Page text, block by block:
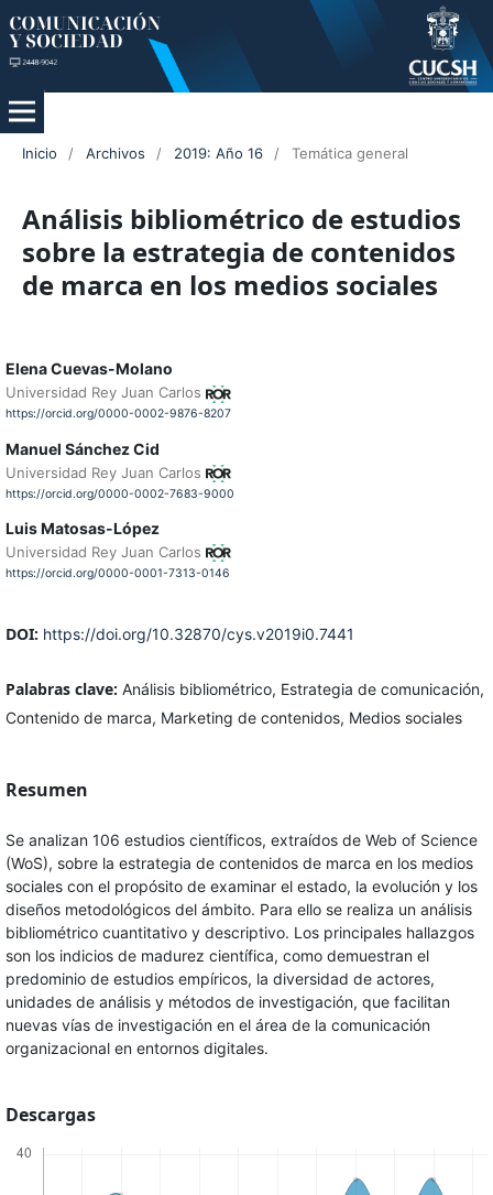
Inicio / Archivos / 2019: Año 16 / Temática general
Análisis bibliométrico de estudios
sobre la estrategia de contenidos
de marca en los medios sociales
Elena Cuevas-Molano
Universidad Rey Juan Carlos
https://orcid.org/0000-0002-9876-8207
Manuel Sánchez Cid
Universidad Rey Juan Carlos
https://orcid.org/0000-0002-7683-9000
Luis Matosas-López
Universidad Rey Juan Carlos
https://orcid.org/0000-0001-7313-0146
DOI: https://doi.org/10.32870/cys.v2019i0.7441
Palabras clave: Análisis bibliométrico, Estrategia de comunicación,
Contenido de marca, Marketing de contenidos, Medios sociales
Resumen
Se analizan 106 estudios científicos, extraídos de Web of Science
(WoS), sobre la estrategia de contenidos de marca en los medios
sociales con el propósito de examinar el estado, la evolución y los
diseños metodológicos del ámbito. Para ello se realiza un análisis
bibliométrico cuantitativo y descriptivo. Los principales hallazgos
son los indicios de madurez científica, como demuestran el
predominio de estudios empíricos, la diversidad de actores,
unidades de análisis y métodos de investigación, que facilitan
nuevas vías de investigación en el área de la comunicación
organizacional en entornos digitales.
Descargas